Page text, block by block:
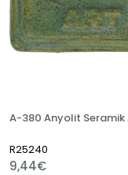
R25240
9,44€